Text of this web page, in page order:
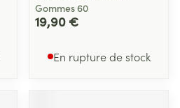
Gommes 60
19,90 €
En rupture de stock